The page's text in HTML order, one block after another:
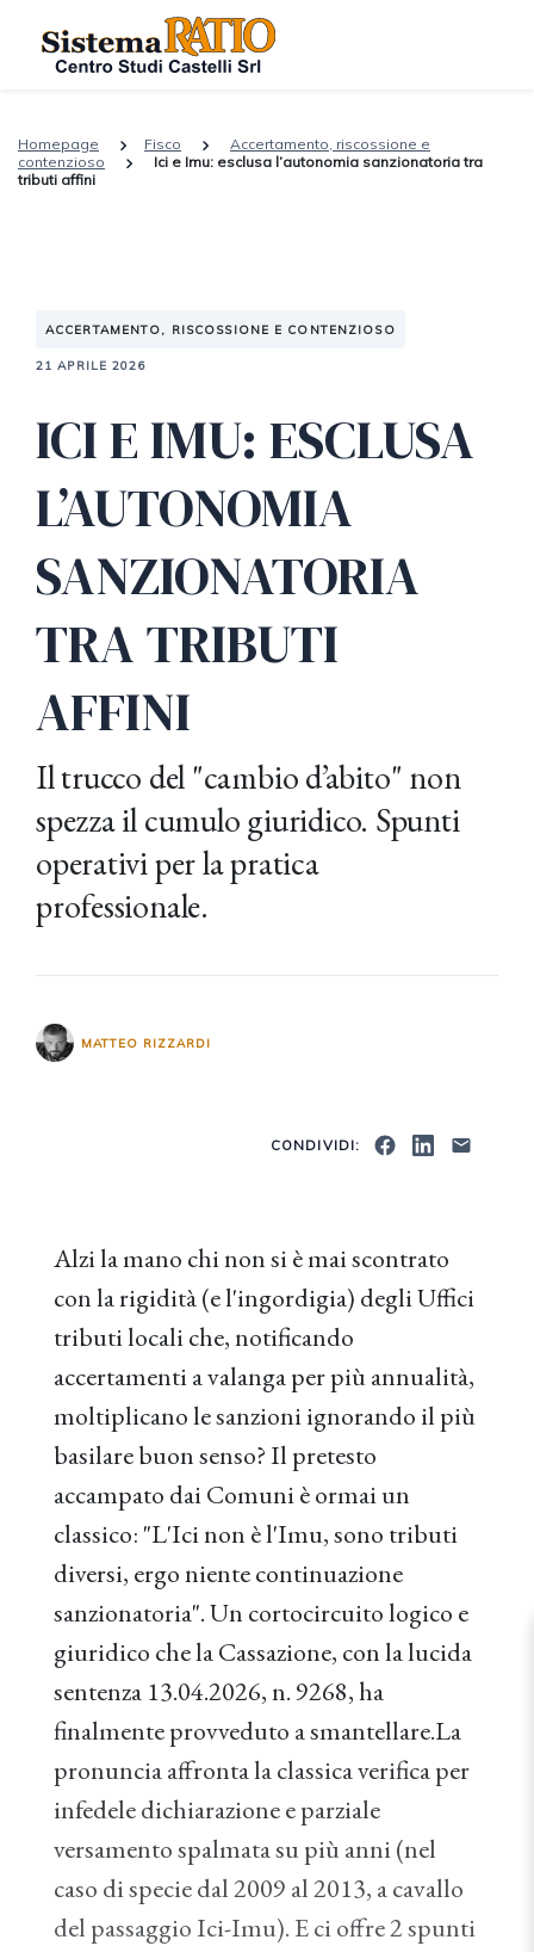
Homepage Fisco
Accertamento, riscossione e
contenzioso
Ici e Imu: esclusa l’autonomia sanzionatoria tra
tributi affini
ACCERTAMENTO, RISCOSSIONE E CONTENZIOSO
21 APRILE 2026
ICI E IMU: ESCLUSA
L’AUTONOMIA
SANZIONATORIA
TRA TRIBUTI
AFFINI
Il trucco del "cambio d’abito" non
spezza il cumulo giuridico. Spunti
operativi per la pratica
professionale.
MATTEO RIZZARDI
CONDIVIDI:
Alzi la mano chi non si è mai scontrato
con la rigidità (e l'ingordigia) degli Uffici
tributi locali che, notificando
accertamenti a valanga per più annualità,
moltiplicano le sanzioni ignorando il più
basilare buon senso? Il pretesto
accampato dai Comuni è ormai un
classico: "L'Ici non è l'Imu, sono tributi
diversi, ergo niente continuazione
sanzionatoria". Un cortocircuito logico e
giuridico che la Cassazione, con la lucida
sentenza 13.04.2026, n. 9268, ha
finalmente provveduto a smantellare.La
pronuncia affronta la classica verifica per
infedele dichiarazione e parziale
versamento spalmata su più anni (nel
caso di specie dal 2009 al 2013, a cavallo
del passaggio Ici-Imu). E ci offre 2 spunti